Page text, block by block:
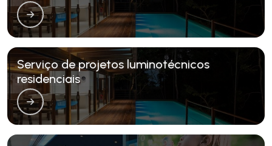
Serviço de projetos luminotécnicos
residenciais